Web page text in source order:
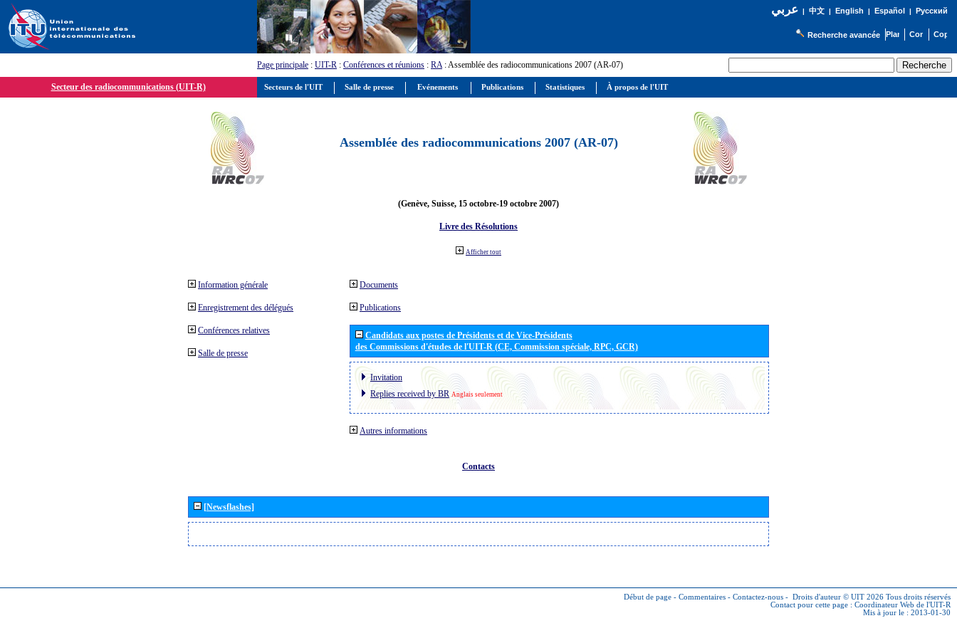
عربي| 中文| English | Español | Русский
Recherche avancée
Page principale : UIT-R : Conférences et réunions : RA: Assemblée des radiocommunications 2007 (AR-07)
Secteur des radiocommunications (UIT-R)
Assemblée des radiocommunications 2007 (AR-07)
(Genève, Suisse, 15 octobre-19 octobre 2007)
Livre des Résolutions
Afficher tout
Information générale
Enregistrement des délégués
Conférences relatives
Salle de presse
Documents
Publications
Candidats aux postes de Présidents et de Vice-Présidents
des Commissions d'études de l'UIT-R (CE, Commission spéciale, RPC, GCR)
Invitation
Replies received by BR Anglais seulement
Autres informations
Contacts
[Newsflashes]
Début de page - Commentaires - Contactez-nous - Droits d'auteur © UIT 2026 Tous droits réservés
Contact pour cette page : Coordinateur Web de l'UIT-R
Mis à jour le : 2013-01-30
Secteurs de l'UIT Salle de presse Evénements Publications Statistiques À propos de l'UIT